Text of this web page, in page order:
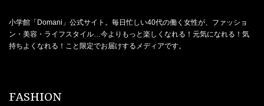
小学館「Domani」公式サイト。毎日忙しい40代の働く女性が、ファッショ
ン・美容・ライフスタイル…今よりもっと楽しくなれる！元気になれる！気
持ちよくなれる！こと限定でお届けするメディアです。
FASHION